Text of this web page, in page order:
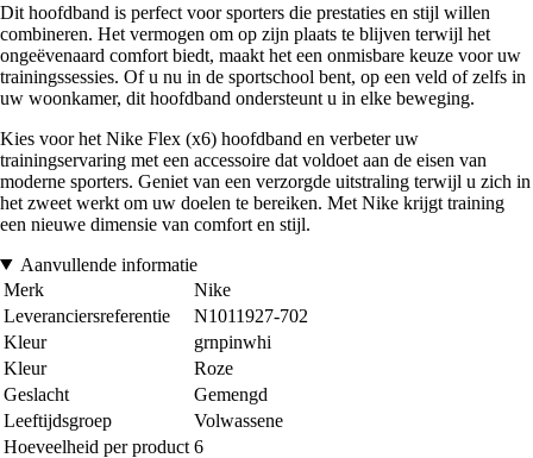
Dit hoofdband is perfect voor sporters die prestaties en stijl willen
combineren. Het vermogen om op zijn plaats te blijven terwijl het
ongeëvenaard comfort biedt, maakt het een onmisbare keuze voor uw
trainingssessies. Of u nu in de sportschool bent, op een veld of zelfs in
uw woonkamer, dit hoofdband ondersteunt u in elke beweging.
Kies voor het Nike Flex (x6) hoofdband en verbeter uw
trainingservaring met een accessoire dat voldoet aan de eisen van
moderne sporters. Geniet van een verzorgde uitstraling terwijl u zich in
het zweet werkt om uw doelen te bereiken. Met Nike krijgt training
een nieuwe dimensie van comfort en stijl.
Aanvullende informatie
Merk
Nike
Leveranciersreferentie
N1011927-702
Kleur
grnpinwhi
Kleur
Roze
Geslacht
Gemengd
Leeftijdsgroep
Volwassene
Hoeveelheid per product 6